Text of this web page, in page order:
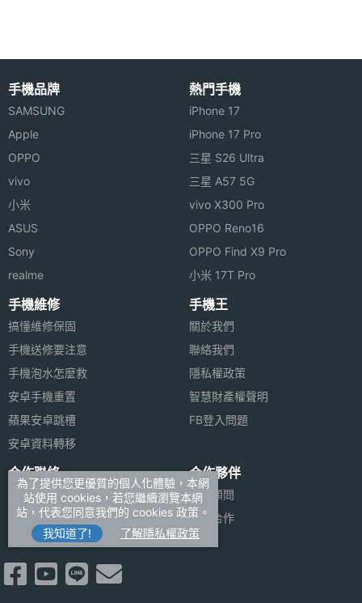
相機感
光元件
第二主
相機光
圈F
第二主
效焦距
第三主
相機畫
素
第三主
相機感
光元件
相機光
圈F
第三主
效焦距
73 mm
手機品牌
SAMSUNG
Apple
OPPO
vivo
小米
ASUS
Sony
realme
熱門手機
iPhone 17
iPhone 17 Pro
三星 S26 Ultra
三星 A57 5G
vivo X300 Pro
OPPO Reno16
OPPO Find X9 Pro
小米 17T Pro
手機維修
搞懂維修保固
手機送修要注意
手機泡水怎麼救
安卓手機重置
蘋果安卓跳槽
安卓資料轉移
手機王
關於我們
聯絡我們
隱私權政策
智慧財產權聲明
FB登入問題
合作聯絡
廣告刊登
加入商店報價
新聞聯絡
合作夥伴
法律顧問
媒體合作
為了提供您更優質的個人化體驗，本網
站使用 cookies，若您繼續瀏覽本網
站，代表您同意我們的 cookies 政策。
我知道了!
了解隱私權政策